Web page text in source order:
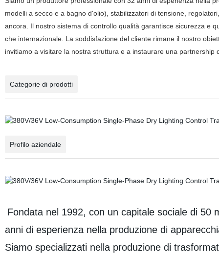
modelli a secco e a bagno d'olio), stabilizzatori di tensione,
ancora. Il nostro sistema di controllo qualità garantisce sicurezza e
che internazionale. La soddisfazione del cliente rimane il nostro
invitiamo a visitare la nostra struttura e a instaurare una partnership
Categorie di prodotti
Profilo aziendale
Fondata nel 1992, con un capitale sociale di 50
anni di esperienza nella produzione di
Siamo specializzati nella produzione di